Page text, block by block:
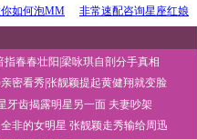
指春春壮阳 梁咏琪自剖分手真相
密看秀张靓颖提起黄健翔就变脸
牙齿揭露明星另一面 夫妻吵架
非的女明星 张靓颖走秀输给周迅